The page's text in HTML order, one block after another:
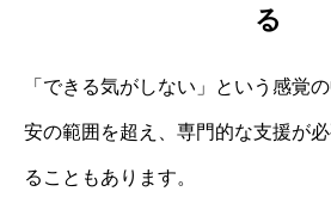
る
「できる気がしない」という感覚
安の範囲を超え、専門的な支援が
ることもあります。